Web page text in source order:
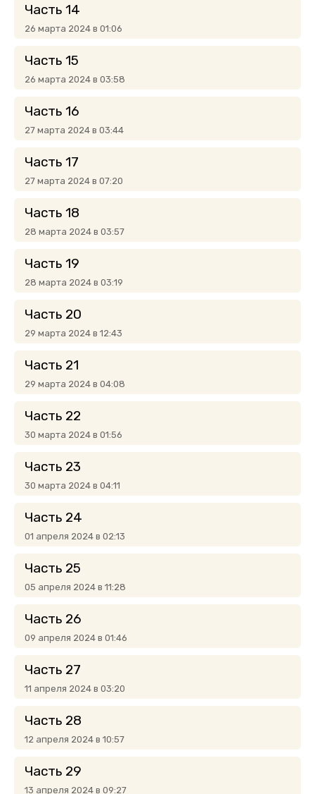
Часть 14
26 марта 2024 в 01:06
Часть 15
26 марта 2024 в 03:58
Часть 16
27 марта 2024 в 03:44
Часть 17
27 марта 2024 в 07:20
Часть 18
28 марта 2024 в 03:57
Часть 19
28 марта 2024 в 03:19
Часть 20
29 марта 2024 в 12:43
Часть 21
29 марта 2024 в 04:08
Часть 22
30 марта 2024 в 01:56
Часть 23
30 марта 2024 в 04:11
Часть 24
01 апреля 2024 в 02:13
Часть 25
05 апреля 2024 в 11:28
Часть 26
09 апреля 2024 в 01:46
Часть 27
11 апреля 2024 в 03:20
Часть 28
12 апреля 2024 в 10:57
Часть 29
13 апреля 2024 в 09:27